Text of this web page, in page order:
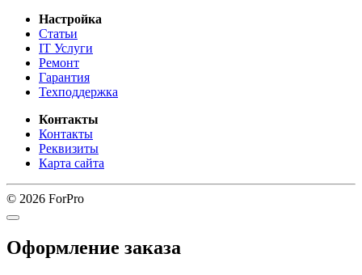
Настройка
Статьи
IT Услуги
Ремонт
Гарантия
Техподдержка
Контакты
Контакты
Реквизиты
Карта сайта
© 2026 ForPro
Оформление заказа